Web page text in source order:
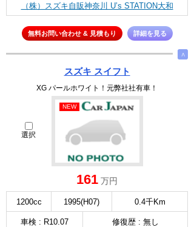
（株）スズキ自販神奈川 U’s STATION大和
無料お問い合わせ & 見積もり 詳細を見る
∧
スズキ スイフト
XG パールホワイト！元弊社社有車！
選択
NEW
161 万円
1200cc 1995(H07) 0.4千Km
車検 : R10.07 修復歴 : 無し